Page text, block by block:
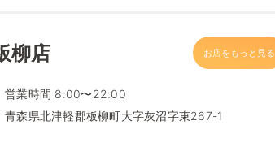
柳店 お店をもっと見る
営業時間 8:00〜22:00
青森県北津軽郡板柳町大字灰沼字東267-1